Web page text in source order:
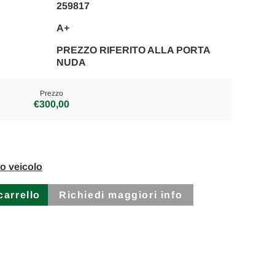
A+
259817
PREZZO RIFERITO ALLA PORTA
NUDA
Prezzo
€300,00
veicolo
Richiedi maggiori info